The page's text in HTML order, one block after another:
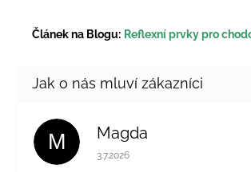
Článek na Blogu: Reflexní prvky pro
M Magda
Hodnocení obchodu je 5 z 5
3.7.2026